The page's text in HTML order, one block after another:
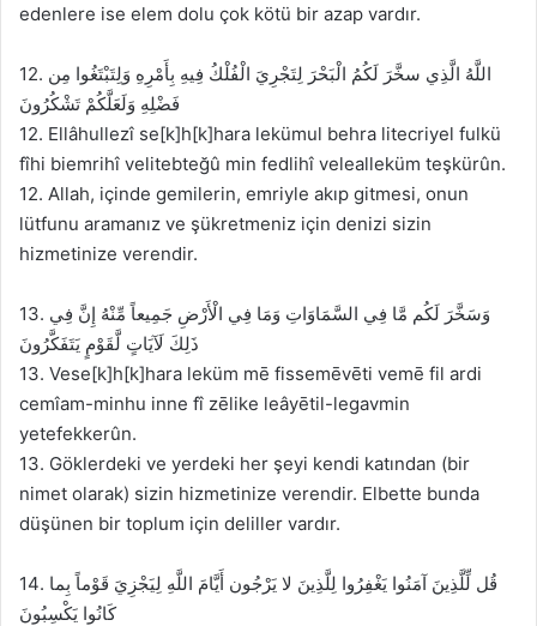
edenlere ise elem dolu çok kötü bir azap vardır.
12. اللَّهُ الَّذِي سخَّرَ لَكُمُ الْبَحْرَ لِتَجْرِيَ الْفُلْكُ فِيهِ بِأَمْرِهِ وَلِتَبْتَغُوا مِن
فَضْلِهِ وَلَعَلَّكُمْ تَشْكُرُونَ
12. Ellâhullezî se[k]h[k]hara lekümul behra litecriyel fulkü
fîhi biemrihî velitebteğû min fedlihî velealleküm teşkürûn.
12. Allah, içinde gemilerin, emriyle akıp gitmesi, onun
lütfunu aramanız ve şükretmeniz için denizi sizin
hizmetinize verendir.
13. وَسَخَّرَ لَكُم مَّا فِي السَّمَاوَاتِ وَمَا فِي الْأَرْضِ جَمِيعاً مِّنْهُ إِنَّ فِي
ذَلِكَ لَآيَاتٍ لَّقَوْمٍ يَتَفَكَّرُونَ
13. Vese[k]h[k]hara leküm mē fissemēvēti vemē fil ardi
cemîam-minhu inne fî zēlike leâyētil-legavmin
yetefekkerûn.
13. Göklerdeki ve yerdeki her şeyi kendi katından (bir
nimet olarak) sizin hizmetinize verendir. Elbette bunda
düşünen bir toplum için deliller vardır.
14. قُل لِّلَّذِينَ آمَنُوا يَغْفِرُوا لِلَّذِينَ لا يَرْجُون أَيَّامَ اللَّهِ لِيَجْزِيَ قَوْماً بِما
كَانُوا يَكْسِبُونَ